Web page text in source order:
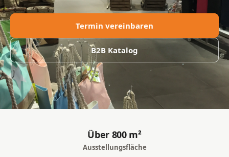
Termin vereinbaren
B2B Katalog
Über 800 m²
Ausstellungsfläche